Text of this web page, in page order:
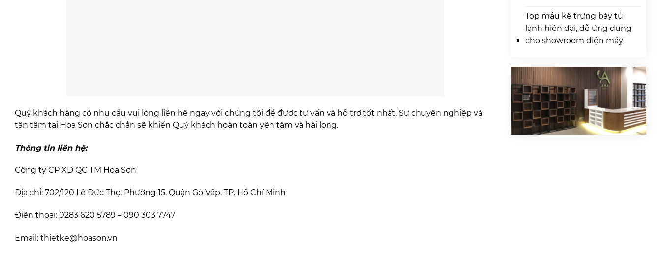
Quý khách hàng có nhu cầu vui lòng liên hệ ngay với chúng tôi để được tư vấn và hỗ trợ tốt nhất. Sự chuyên nghiệp và
tận tâm tại Hoa Sơn chắc chắn sẽ khiến Quý khách hoàn toàn yên tâm và hài long.
Thông tin liên hệ:
Công ty CP XD QC TM Hoa Sơn
Địa chỉ: 702/120 Lê Đức Thọ, Phường 15, Quận Gò Vấp, TP. Hồ Chí Minh
Điện thoại: 0283 620 5789 – 090 303 7747
Email: thietke@hoason.vn
Top mẫu kệ trưng bày tủ
lạnh hiện đại, dễ ứng dụng
cho showroom điện máy